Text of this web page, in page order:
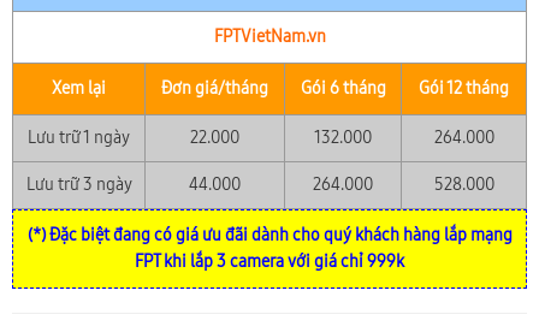
FPTVietNam.vn
Xem lại Đơn giá/tháng Gói 6 tháng Gói 12 tháng
Lưu trữ 1 ngày 22.000 132.000 264.000
Lưu trữ 3 ngày 44.000 264.000 528.000
(*) Đặc biệt đang có giá ưu đãi dành cho quý khách hàng lắp mạng
FPT khi lắp 3 camera với giá chỉ 999k